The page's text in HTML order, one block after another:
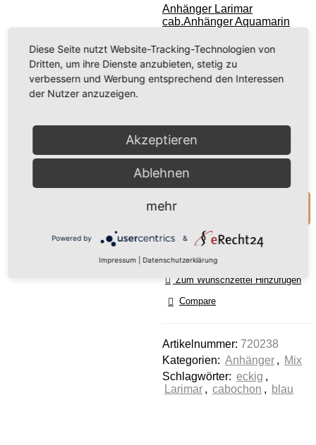
um den
Youtube-
Service zu
einen Service
Drittanbieters, um
kann Daten zu
Ihren Aktivitäten
Anhänger Larimar
cab.Anhänger Aquamarin
138,00 €(inkl. MwSt.)
(115,97 € exkl. MwSt.)
Versandkosten
Nicht vorrätig
Zum Wunschzettel Hinzufügen
Compare
Artikelnummer: 720238
Kategorien: Anhänger , Mix
Schlagwörter: eckig ,
Larimar , cabochon , blau
Diese Seite nutzt Website-Tracking-Technologien von
Dritten, um ihre Dienste anzubieten, stetig zu
verbessern und Werbung entsprechend den Interessen
der Nutzer anzuzeigen.
Akzeptieren
Ablehnen
mehr
Powered by &
Impressum Datenschutzerklärung